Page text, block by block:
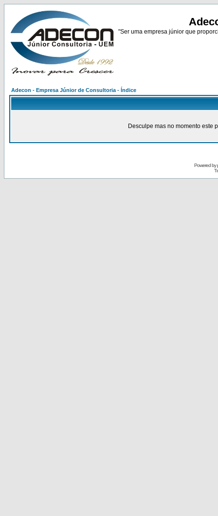
"Ser uma empresa júnior que
Adecon - Empresa Júnior de Consultoria - Índice
Desculpe mas no momento este
Powered by